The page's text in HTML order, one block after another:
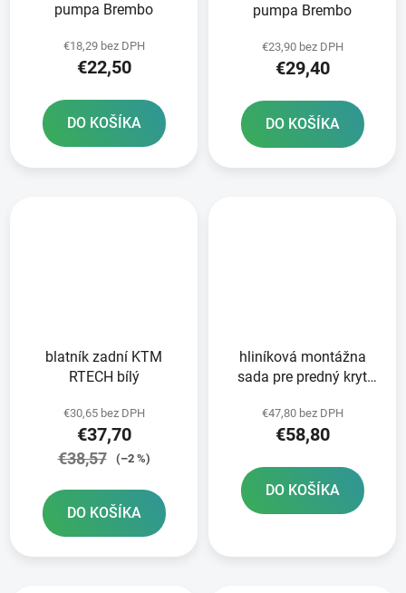
pumpa Brembo
€18,29 bez DPH
€22,50
DO KOŠÍKA
pumpa Brembo
€23,90 bez DPH
€29,40
DO KOŠÍKA
blatník zadní KTM
RTECH bílý
€30,65 bez DPH
€37,70
€38,57 (–2 %)
DO KOŠÍKA
hliníková montážna
sada pre predný kryt
€47,80 bez DPH
€58,80
DO KOŠÍKA